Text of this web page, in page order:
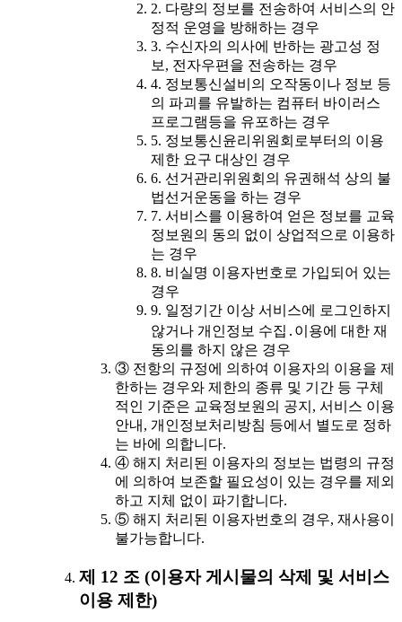
2. 다량의 정보를 전송하여 서비스의 안
정적 운영을 방해하는 경우
3. 수신자의 의사에 반하는 광고성 정
보, 전자우편을 전송하는 경우
4. 정보통신설비의 오작동이나 정보 등
의 파괴를 유발하는 컴퓨터 바이러스
프로그램등을 유포하는 경우
5. 정보통신윤리위원회로부터의 이용
제한 요구 대상인 경우
6. 선거관리위원회의 유권해석 상의 불
법선거운동을 하는 경우
7. 서비스를 이용하여 얻은 정보를 교육
정보원의 동의 없이 상업적으로 이용하
는 경우
8. 비실명 이용자번호로 가입되어 있는
경우
9. 일정기간 이상 서비스에 로그인하지
않거나 개인정보 수집․이용에 대한 재
동의를 하지 않은 경우
③ 전항의 규정에 의하여 이용자의 이용을 제
한하는 경우와 제한의 종류 및 기간 등 구체
적인 기준은 교육정보원의 공지, 서비스 이용
안내, 개인정보처리방침 등에서 별도로 정하
는 바에 의합니다.
④ 해지 처리된 이용자의 정보는 법령의 규정
에 의하여 보존할 필요성이 있는 경우를 제외
하고 지체 없이 파기합니다.
⑤ 해지 처리된 이용자번호의 경우, 재사용이
불가능합니다.
제 12 조 (이용자 게시물의 삭제 및 서비스
이용 제한)